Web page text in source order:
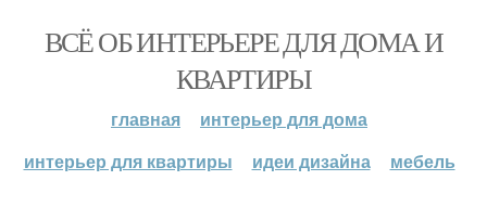
ВСЁ ОБ ИНТЕРЬЕРЕ ДЛЯ ДОМА И
КВАРТИРЫ
главная
интерьер для дома
интерьер для квартиры
идеи дизайна мебель